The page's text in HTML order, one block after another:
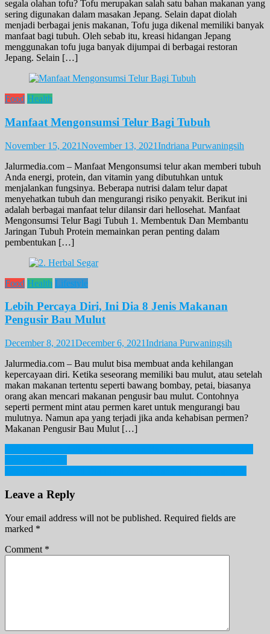
segala olahan tofu? Tofu merupakan salah satu bahan makanan yang
sering digunakan dalam masakan Jepang. Selain dapat diolah
menjadi berbagai jenis makanan, Tofu juga dikenal memiliki banyak
manfaat bagi tubuh. Oleh sebab itu, kreasi hidangan Jepang
menggunakan tofu juga banyak dijumpai di berbagai restoran
Jepang. Selain […]
Food Health
Manfaat Mengonsumsi Telur Bagi Tubuh
November 15, 2021November 13, 2021Indriana Purwaningsih
Jalurmedia.com – Manfaat Mengonsumsi telur akan memberi tubuh
Anda energi, protein, dan vitamin yang dibutuhkan untuk
menjalankan fungsinya. Beberapa nutrisi dalam telur dapat
menyehatkan tubuh dan mengurangi risiko penyakit. Berikut ini
adalah berbagai manfaat telur dilansir dari hellosehat. Manfaat
Mengonsumsi Telur Bagi Tubuh 1. Membentuk Dan Membantu
Jaringan Tubuh Protein memainkan peran penting dalam
pembentukan […]
Food Health Lifestyle
Lebih Percaya Diri, Ini Dia 8 Jenis Makanan
Pengusir Bau Mulut
December 8, 2021December 6, 2021Indriana Purwaningsih
Jalurmedia.com – Bau mulut bisa membuat anda kehilangan
kepercayaan diri. Ketika seseorang memiliki bau mulut, atau setelah
makan makanan tertentu seperti bawang bombay, petai, biasanya
orang akan mencari makanan pengusir bau mulut. Contohnya
seperti perment mint atau permen karet untuk mengurangi bau
mulutnya. Namun apa yang terjadi jika anda kehabisan permen?
Makanan Pengusir Bau Mulut […]
Post
navigation
Leave a Reply
Your email address will not be published. Required fields are
marked *
Comment *